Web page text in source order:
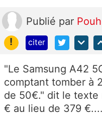
Publié par
!
citer
"Le Samsung A42
comptant tomber à
de 50€." dit le texte
€ au lieu de 379 €....